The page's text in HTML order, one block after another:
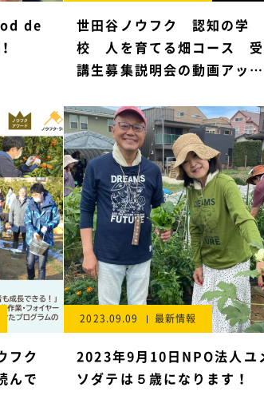
de
世田谷ノウフク 認知の学
校 人を育てる畑コース 受
講生募集説明会の動画アップ
フク
んで
2023.09.09 最新情報
2023年9月10日NPO法人ユ
ソダテは５歳になります！